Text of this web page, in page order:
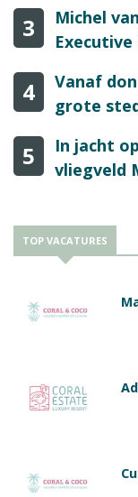
3
Michel
Executive
4
Vanaf
grote
5
In jacht
vliegveld
TOP VACATURES